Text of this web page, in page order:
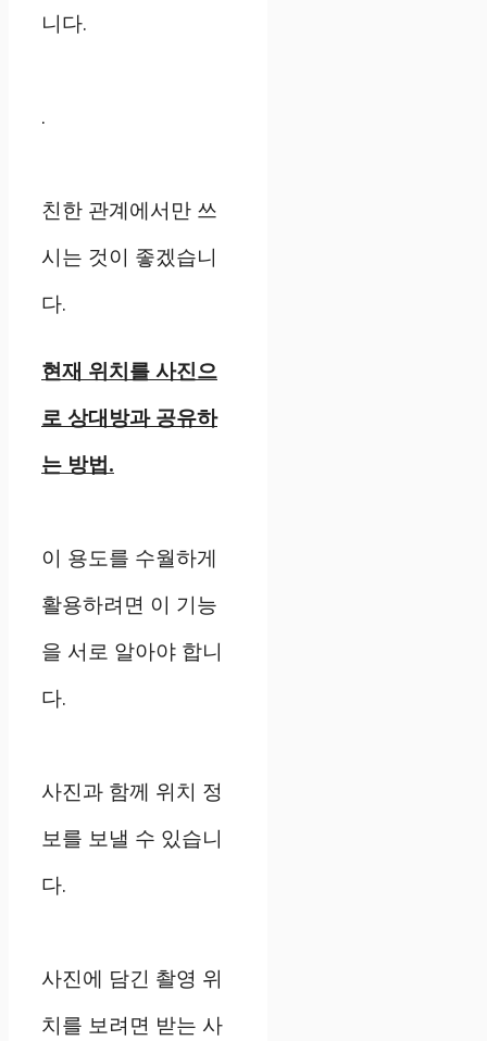
니다.
.
친한 관계에서만 쓰
시는 것이 좋겠습니
다.
현재 위치를 사진으
로 상대방과 공유하
는 방법.
이 용도를 수월하게
활용하려면 이 기능
을 서로 알아야 합니
다.
사진과 함께 위치 정
보를 보낼 수 있습니
다.
사진에 담긴 촬영 위
치를 보려면 받는 사